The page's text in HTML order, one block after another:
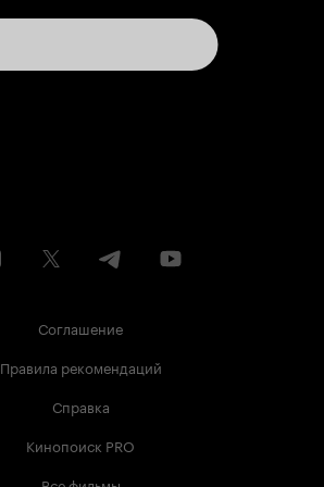
Соглашение
Правила рекомендаций
Справка
Кинопоиск PRO